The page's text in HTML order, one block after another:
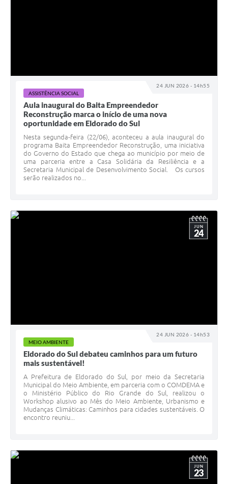
24 JUN 2026 - 14h55
ASSISTÊNCIA SOCIAL
Aula inaugural do Baita Empreendedor
Reconstrução marca o início de uma nova
oportunidade em Eldorado do Sul
Nesta segunda-feira (22/06), aconteceu a aula inaugural do
programa Baita Empreendedor Reconstrução, uma iniciativa
do Governo do Estado que chega ao município por meio de
uma parceria entre a Casa Solidária da Resiliência e a
Secretaria Municipal de Desenvolvimento Social. Os cursos
serão realizados no...
24 JUN 2026 - 14h53
JUN
24
MEIO AMBIENTE
Eldorado do Sul debateu caminhos para um futuro
mais sustentável!
A Prefeitura de Eldorado do Sul, por meio da Secretaria
Municipal do Meio Ambiente, em parceria com o COMDEMA e
o Ministério Público do Rio Grande do Sul, realizou o
Workshop alusivo ao Mês do Meio Ambiente, Urbanismo e
Mudanças Climáticas: Caminhos para cidades sustentáveis. O
encontro reuniu...
JUN
23